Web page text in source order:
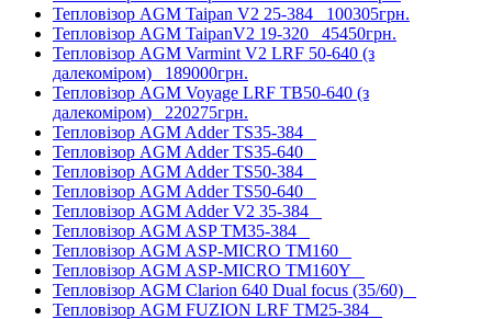
Тепловізор AGM Taipan V2 25-384 100305грн.
Тепловізор AGM TaipanV2 19-320 45450грн.
Тепловізор AGM Varmint V2 LRF 50-640 (з
далекоміром) 189000грн.
Тепловізор AGM Voyage LRF TB50-640 (з
далекоміром) 220275грн.
Тепловізор AGM Adder TS35-384
Тепловізор AGM Adder TS35-640
Тепловізор AGM Adder TS50-384
Тепловізор AGM Adder TS50-640
Тепловізор AGM Adder V2 35-384
Тепловізор AGM ASP TM35-384
Тепловізор AGM ASP-MICRO TM160
Тепловізор AGM ASP-MICRO TM160Y
Тепловізор AGM Clarion 640 Dual focus (35/60)
Тепловізор AGM FUZION LRF TM25-384